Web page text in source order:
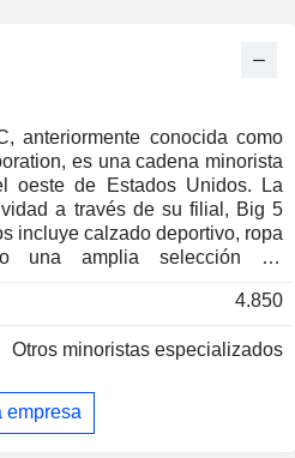
anteriormente conocida como
es una cadena minorista
oeste de Estados Unidos. La
a través de su filial, Big 5
incluye calzado deportivo, ropa
una amplia selección de
fitness, acampada, caza,
gestiona más de 410
Ofrece una gama completa de
tienda de artículos deportivos
4.850
Otros minoristas especializados
empresa